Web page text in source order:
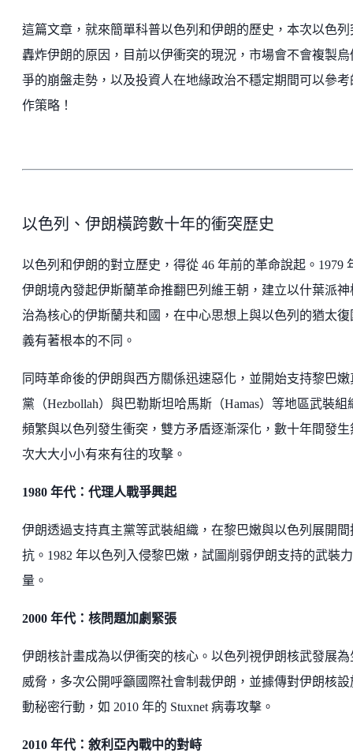
這篇文章，就來簡單科普以色列和伊朗的歷史，本次以色列
轟炸伊朗的原因，目前以伊衝突的現況，市場會不會複製烏
爭的崩盤走勢，以及投資人在地緣政治不穩定期間可以參考
作策略！
以色列、伊朗橫跨數十年的衝突歷史
以色列和伊朗的對立歷史，得從 46 年前的革命說起。1979
伊朗境內發起伊斯蘭革命推翻巴列維王朝，建立以什葉派神
治為核心的伊斯蘭共和國，在中心思想上與以色列的猶太復
義有著根本的不同。
同時革命後的伊朗與西方關係迅速惡化，並開始支持黎巴嫩
黨（Hezbollah）與巴勒斯坦哈馬斯（Hamas）等地區武裝組
頻繁與以色列發生衝突，雙方矛盾逐漸深化，數十年間發生
次大大小小有來有往的攻擊。
1980 年代：代理人戰爭興起
伊朗透過支持真主黨等武裝組織，在黎巴嫩與以色列展開間
抗。1982 年以色列入侵黎巴嫩，試圖削弱伊朗支持的武裝力
量。
2000 年代：核問題加劇緊張
伊朗核計畫成為以伊衝突的核心。以色列視伊朗核武發展為
威脅，多次公開呼籲國際社會制裁伊朗，並據傳對伊朗核設
動秘密行動，如 2010 年的 Stuxnet 病毒攻擊。
2010 年代：敘利亞內戰中的對峙